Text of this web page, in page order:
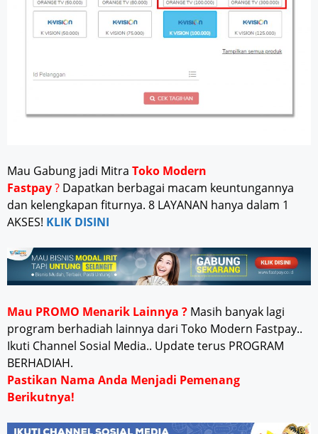
Mau Gabung jadi Mitra Toko Modern
Fastpay? Dapatkan berbagai macam keuntungannya
dan kelengkapan fiturnya. 8 LAYANAN hanya dalam 1
AKSES! KLIK DISINI
Mau PROMO Menarik Lainnya ? Masih banyak lagi
program berhadiah lainnya dari Toko Modern Fastpay..
Ikuti Channel Sosial Media.. Update terus PROGRAM
BERHADIAH.
Pastikan Nama Anda Menjadi Pemenang
Berikutnya!